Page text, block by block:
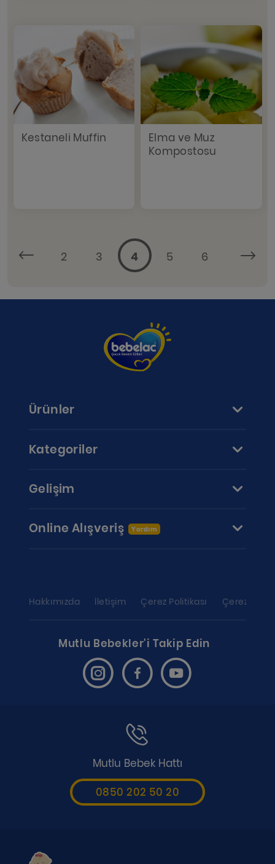
Kestaneli Muffin
Elma ve Muz
Kompostosu
2 3 4 5 6
Ürünler
Kategoriler
Gelişim
Online Alışveriş Yardım
Hakkımızda İletişim Çerez Politikası Çerez
Mutlu Bebekler'i Takip Edin
Mutlu Bebek Hattı
0850 202 50 20